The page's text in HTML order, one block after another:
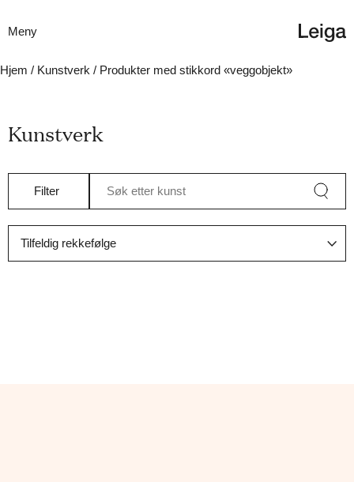
Meny
Hjem / Kunstverk / Produkter med stikkord «veggobjekt»
Kunstverk
Filter Søk etter kunst